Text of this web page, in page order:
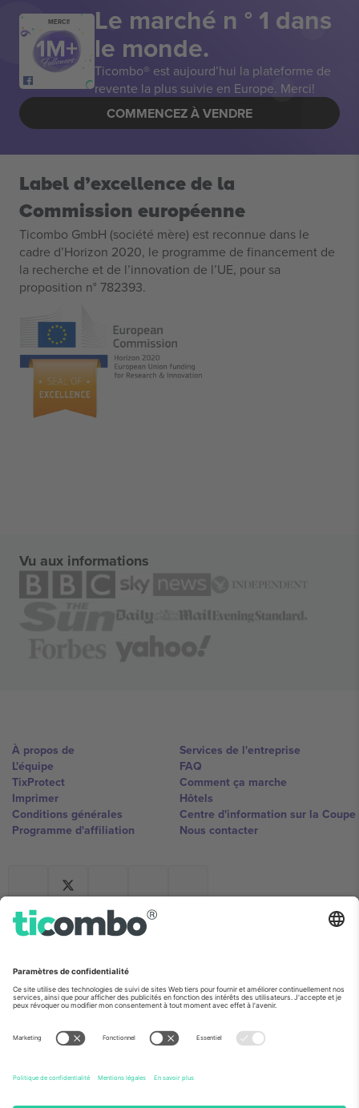
MERCI! Le marché n ° 1 dans
le monde.
Ticombo® est aujourd’hui la plateforme de
revente la plus suivie en Europe. Merci!
COMMENCEZ À VENDRE
Label d’excellence de la
Commission européenne
Ticombo GmbH (société mère) est reconnue dans le
cadre d’Horizon 2020, le programme de financement de
la recherche et de l’innovation de l’UE, pour sa
proposition n° 782393.
Vu aux informations
À propos de
L'équipe
TixProtect
Imprimer
Conditions générales
Programme d'affiliation
Services de l'entreprise
FAQ
Comment ça marche
Hôtels
Centre d'information sur la Coupe
Nous contacter
Ticombo France
Mimi Balkanska 132, 1540, Sofia,
Bulgaria
L'entité juridique du fournisseur de la plateforme peut changer en
détails, consultez la page spécifique de l'événement, les mentions